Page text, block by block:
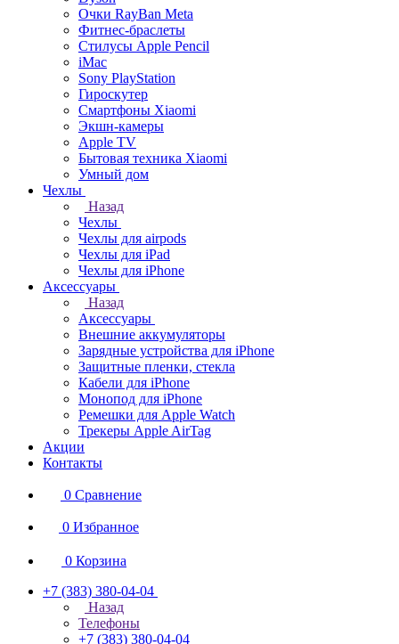
Очки RayBan Meta
Фитнес-браслеты
Стилусы Apple Pencil
iMac
Sony PlayStation
Гироскутер
Смартфоны Xiaomi
Экшн-камеры
Apple TV
Бытовая техника Xiaomi
Умный дом
Чехлы
Назад
Чехлы
Чехлы для airpods
Чехлы для iPad
Чехлы для iPhone
Аксессуары
Назад
Аксессуары
Внешние аккумуляторы
Зарядные устройства для iPhone
Защитные пленки, стекла
Кабели для iPhone
Монопод для iPhone
Ремешки для Apple Watch
Трекеры Apple AirTag
Акции
Контакты
0 Сравнение
0 Избранное
0 Корзина
+7 (383) 380-04-04
Назад
Телефоны
+7 (383) 380-04-04